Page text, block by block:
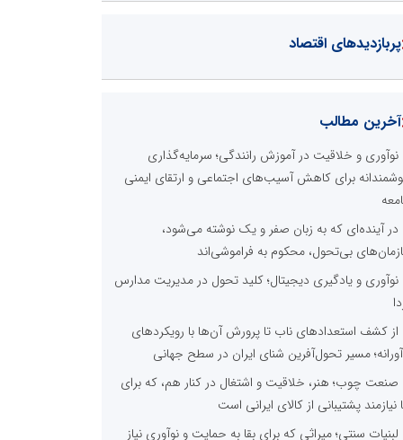
پربازدیدهای اقتصاد
آخرین مطالب
نوآوری و خلاقیت در آموزش رانندگی؛ سرمایه‌گذاری
برای کاهش آسیب‌های اجتماعی و ارتقای ایمنی
در آینده‌ای که به زبان صفر و یک نوشته می‌شود،
بی‌تحول، محکوم به فراموشی‌اند
نوآوری و یادگیری دیجیتال؛ کلید تحول در مدیریت مدارس
از کشف استعدادهای ناب تا پرورش آن‌ها با رویکردهای
مسیر تحول‌آفرین شنای ایران در سطح جهانی
صنعت چوب؛ هنر، خلاقیت و اشتغال در کنار هم، که برای
نیازمند پشتیبانی از کالای ایرانی است
لبنیات سنتی؛ میراثی که برای بقا به حمایت و نوآوری نیاز